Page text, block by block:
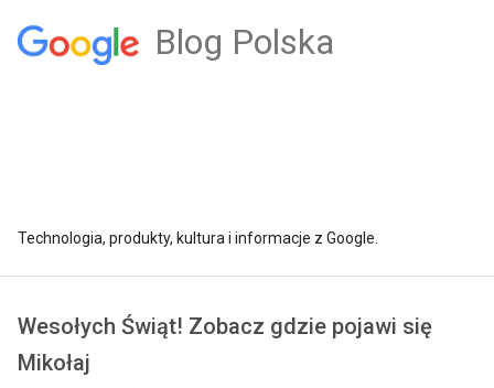
Blog Polska
Technologia, produkty, kultura i informacje z Google.
Wesołych Świąt! Zobacz gdzie pojawi się
Mikołaj